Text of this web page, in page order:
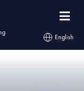
English
strukturę grupy